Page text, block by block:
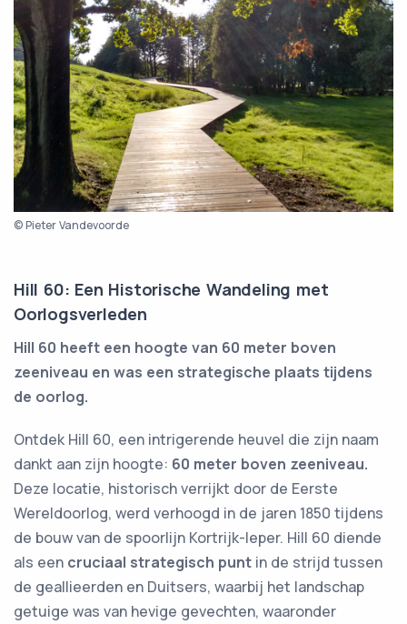
© Pieter Vandevoorde
Hill 60: Een Historische Wandeling met
Oorlogsverleden
Hill 60 heeft een hoogte van 60 meter boven
zeeniveau en was een strategische plaats tijdens
de oorlog.
Ontdek Hill 60, een intrigerende heuvel die zijn naam
dankt aan zijn hoogte: 60 meter boven zeeniveau.
Deze locatie, historisch verrijkt door de Eerste
Wereldoorlog, werd verhoogd in de jaren 1850 tijdens
de bouw van de spoorlijn Kortrijk-Ieper. Hill 60 diende
als een cruciaal strategisch punt in de strijd tussen
de geallieerden en Duitsers, waarbij het landschap
getuige was van hevige gevechten, waaronder